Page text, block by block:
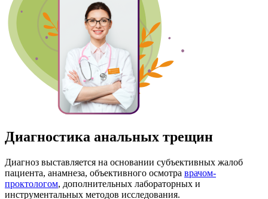
Диагностика анальных трещин
Диагноз выставляется на основании субъективных жалоб
пациента, анамнеза, объективного осмотра врачом-
проктологом, дополнительных лабораторных и
инструментальных методов исследования.